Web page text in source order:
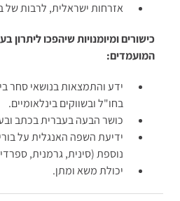
אזרחות ישראלית, לרבות של
כישורים ומיומנויות שיהפכו
המועמדים:
ידע והתמצאות בנושאי סחר
בחו"ל ובשווקים בינלאומיים.
כושר הבעה בעברית בכתב
ידיעת השפה האנגלית על
נוספת (סינית, גרמנית,
יכולת משא ומתן.